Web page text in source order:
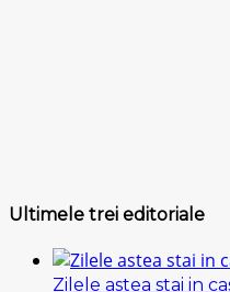
Ultimele trei editoriale
Zilele astea stai in